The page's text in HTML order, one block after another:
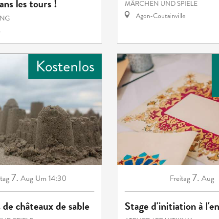
les tours !
MÄRCHEN UND SPIELE
Agon-Coutainville
Kostenlos
7. Aug Um 14:30
châteaux de sable
Freitag7. Aug
Stage d'initiation à